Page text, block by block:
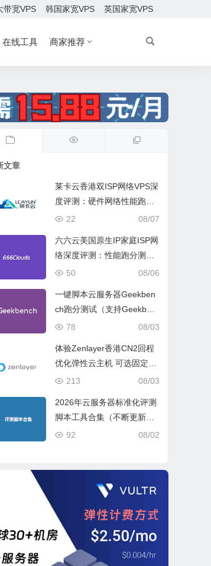
带宽VPS 韩国家宽VPS 英国家宽VPS
在线工具 商家推荐
文章
莱卡云香港双ISP网络VPS深
度评测：硬件网络性能跑
分、流媒体兼容测试和选择
08/07
22
六六云美国原生IP家庭ISP网
络深度评测：性能跑分测
试、网络线路与购买建议08/06
50
一键脚本云服务器Geekben
ch跑分测试（支持Geekben
ch 5 Geekbench 6 Geekbe
08/03
78
体验Zenlayer香港CN2回程
优化弹性云主机 可选固定带
宽或流量模式
08/03
213
2026年云服务器标准化评测
脚本工具合集（不断更新完
善）
08/02
92